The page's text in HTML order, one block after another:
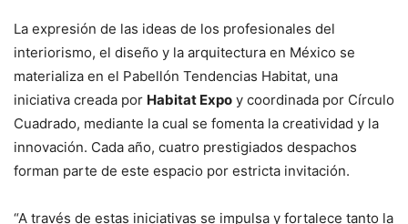
La expresión de las ideas de los profesionales del
interiorismo, el diseño y la arquitectura en México se
materializa en el Pabellón Tendencias Habitat, una
iniciativa creada por Habitat Expo y coordinada por Círculo
Cuadrado, mediante la cual se fomenta la creatividad y la
innovación. Cada año, cuatro prestigiados despachos
forman parte de este espacio por estricta invitación.
“A través de estas iniciativas se impulsa y fortalece tanto la